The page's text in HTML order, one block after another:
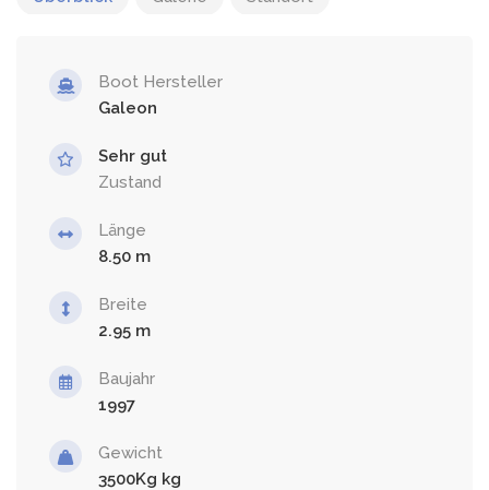
Boot Hersteller
Galeon
Sehr gut
Zustand
Länge
8.50
Breite
2.95
Baujahr
1997
Gewicht
3500Kg